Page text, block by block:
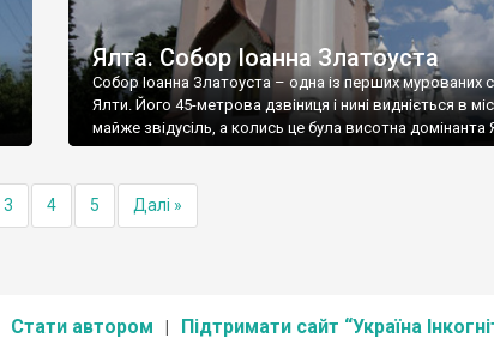
Ялта. Собор Іоанна Златоуста
Собор Іоанна Златоуста – одна із перших мурованих
Ялти. Його 45-метрова дзвіниця і нині видніється в
майже звідусіль, а колись це була висотна домінанта
3 4 5 Далі »
Стати автором Підтримати сайт “Україна